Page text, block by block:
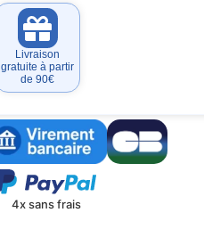
Livraison
gratuite à partir
de 90€
4x sans frais